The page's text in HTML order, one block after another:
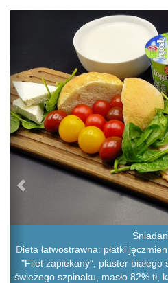
Dieta łatwostrawna: płatki
"Filet zapiekany", plaster
świeżego szpinaku, masło 82% tł,